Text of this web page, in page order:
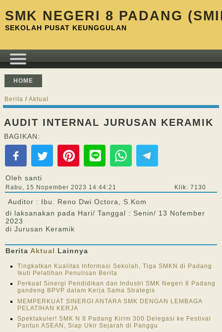
SMK NEGERI 8 PADANG
SEKOLAH PUSAT KEUNGGULAN
HOME
Berita / Aktual
AUDIT INTERNAL JURUSAN KERAMIK
BAGIKAN:
Oleh santi
Rabu, 15 Nopember 2023 14:44:21 Klik: 7130
Auditor : Ibu. Reno Dwi Octora, S.Kom
di laksanakan pada Hari/ Tanggal : Senin/ 13 Nofember
2023
di Jurusan Keramik
Berita Aktual Lainnya
Tingkatkan Kualitas Informasi Sekolah, Tiga SMKN di Padang
Ikuti Pelatihan Penulisan Berita
Perkuat Sinergi Pendidikan dan Industri SMK Negeri 8 Padang
gandeng BPVP dalam Kerja Sama Strategis
MEMPERKUAT SINERGI ANTARA SMK DENGAN LEMBAGA
PELATIHAN KERJA
Spektakuler! SMK N 8 Padang Kirim 300 Delegasi ke Festival
Pantun ASEAN, Siap Ukir Sejarah di Panggu